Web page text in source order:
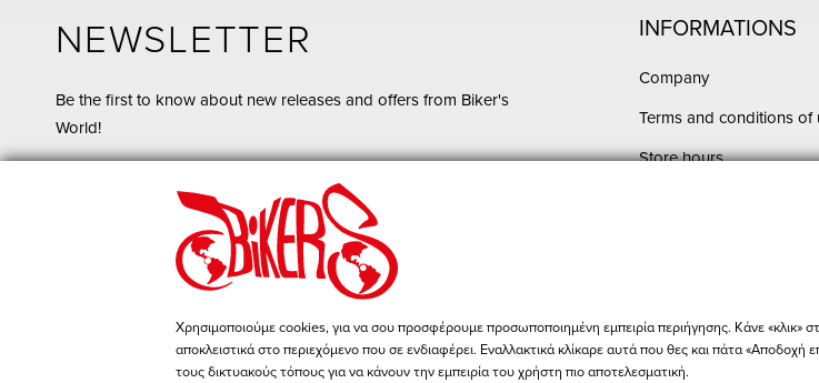
NEWSLETTER
Be the first to know about new releases and offers from Biker's
World!
I agree with theterms & conditions
INFORMATIONS
Company
Terms and conditions of
Store hours
Χρησιμοποιούμε cookies, για να σου προσφέρουμε προσωποποιημένη εμπειρία περιήγησης. Κάνε
αποκλειστικά στο περιεχόμενο που σε ενδιαφέρει. Εναλλακτικά κλίκαρε αυτά που θες και πάτα «Αποδοχή
τους δικτυακούς τόπους για να κάνουν την εμπειρία του χρήστη πιο αποτελεσματική.